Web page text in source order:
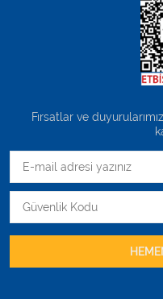
Fırsatlar ve